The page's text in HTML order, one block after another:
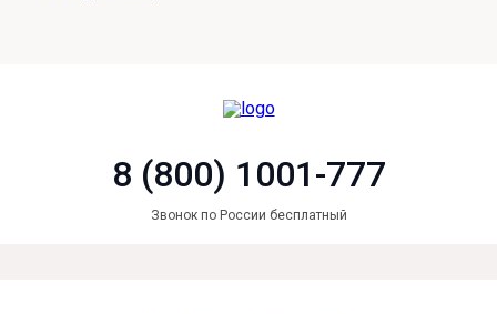
8 (800) 1001-777
Звонок по России бесплатный